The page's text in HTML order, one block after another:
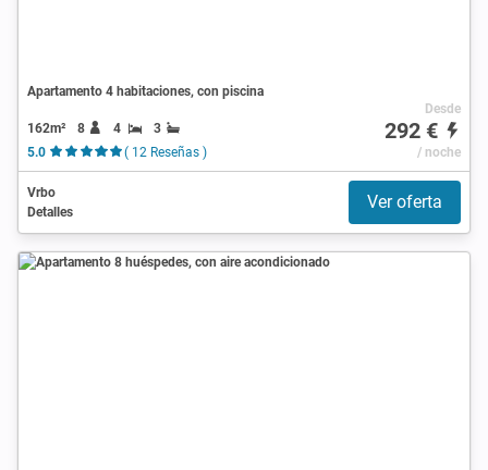
Apartamento 4 habitaciones, con piscina
162m² 8 4
3
5.0
( 12 Reseñas )
Desde
292 €
/ noche
Vrbo
Detalles
Ver oferta